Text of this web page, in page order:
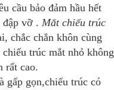
cầu bảo đảm hầu hết
đập vỡ . Mắt chiếu trúc
chắc chắn khôn cùng
trúc mắt nhỏ không
rất cao.
gấp gọn,chiếu trúc có